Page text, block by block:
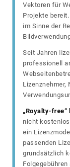
Vektoren für
Projekte
im Sinne der
Seit Jahren
professionell
Lizenznehmer,
„Royalty-
nicht
ein
passenden
grundsätzlich